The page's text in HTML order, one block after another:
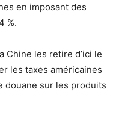
en imposant des
%.
Chine les retire d’ici le
les taxes américaines
douane sur les produits